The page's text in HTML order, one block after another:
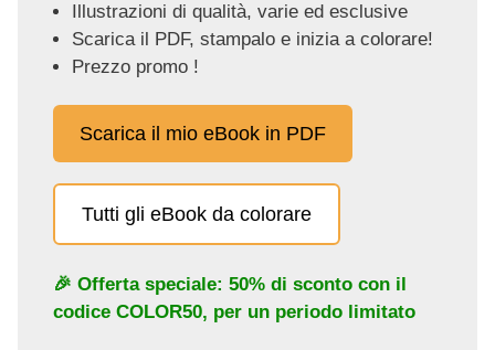
Illustrazioni di qualità, varie ed esclusive
Scarica il PDF, stampalo e inizia a colorare!
Prezzo promo !
Scarica il mio eBook in PDF
Tutti gli eBook da colorare
🎉 Offerta speciale: 50% di sconto con il
codice COLOR50, per un periodo limitato